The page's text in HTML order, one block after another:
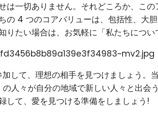
は一切ありません。それどころか、こ
の 4 つのコアバリューは、包括性、大
りたい場合は、お気軽に「私たちについ
して、理想の相手を見つけましょう。
の人々が自分の地域で新しい人々と出会
して、愛を見つける準備をしましょう!